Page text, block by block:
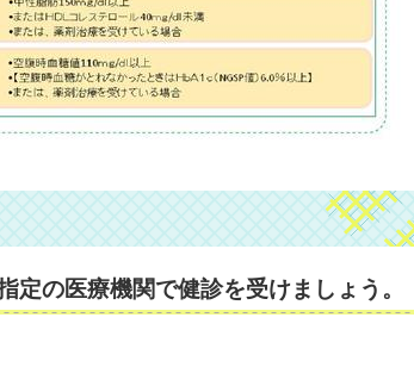
の医療機関で健診を受けましょう。